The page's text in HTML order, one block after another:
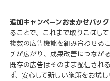
追加キャンペーンおまかせパック
ることで、これまで取りこぼし
複数の広告機能を組み合わせる
チが広がり、成果改善につなが
既存の広告はそのまま配信され
ず、安心して新しい施策をお試し